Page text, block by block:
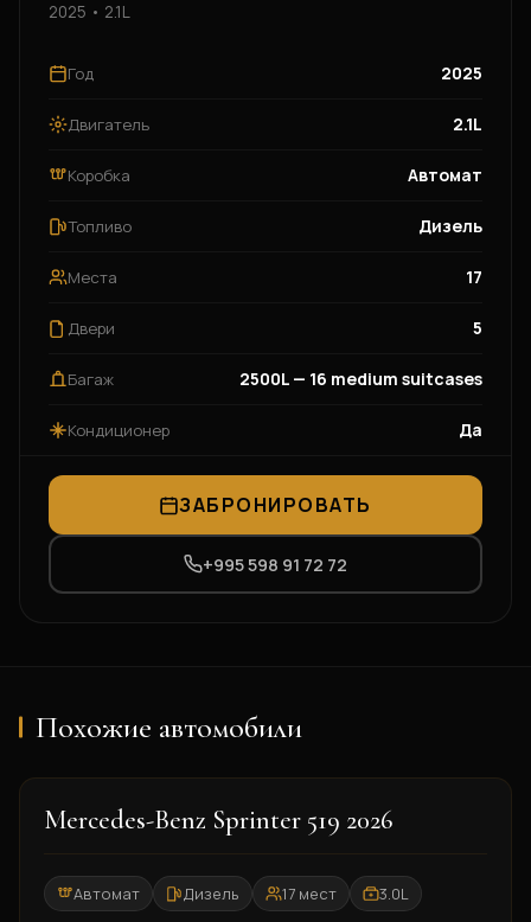
2025 • 2.1L
Год 2025
Двигатель 2.1L
Коробка Автомат
Топливо Дизель
Места 17
Двери 5
Багаж 2500L — 16 medium suitcases
Кондиционер Да
ЗАБРОНИРОВАТЬ
+995 598 91 72 72
Похожие автомобили
Mercedes-Benz Sprinter 519 2026
Автомат Дизель 17 мест 3.0L